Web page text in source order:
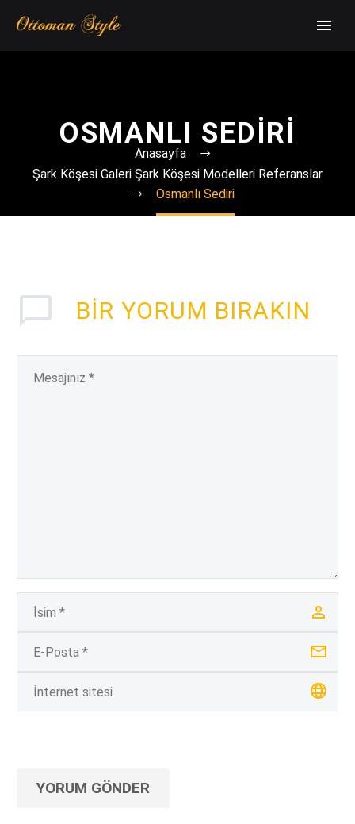
OSMANLI SEDIRI
Anasayfa
Şark Köşesi Galeri Şark Köşesi Modelleri Referanslar
Osmanlı Sediri
BIR YORUM BIRAKIN
YORUM GÖNDER